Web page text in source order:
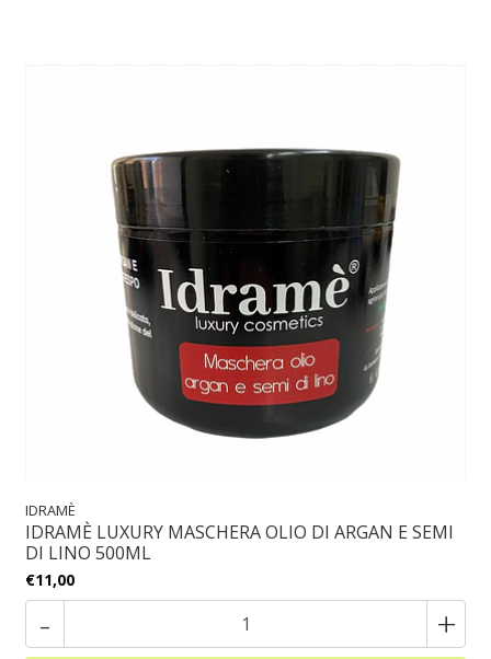
IDRAMÈ
IDRAMÈ LUXURY MASCHERA OLIO DI ARGAN E SEMI
DI LINO 500ML
€11,00
- +